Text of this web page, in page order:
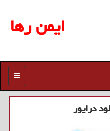
ایمن رها
منو
درایور